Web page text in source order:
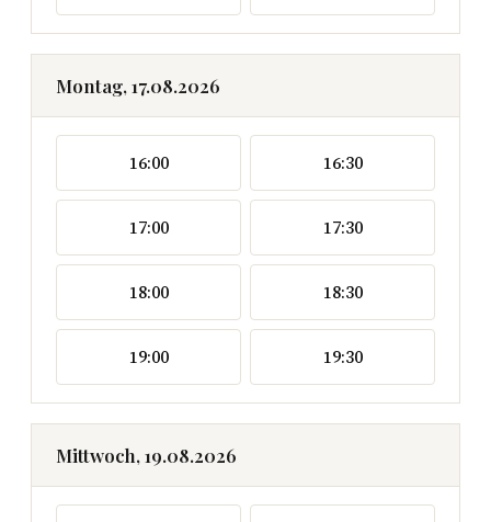
Montag, 17.08.2026
16:00 16:30
17:00 17:30
18:00 18:30
19:00 19:30
Mittwoch, 19.08.2026